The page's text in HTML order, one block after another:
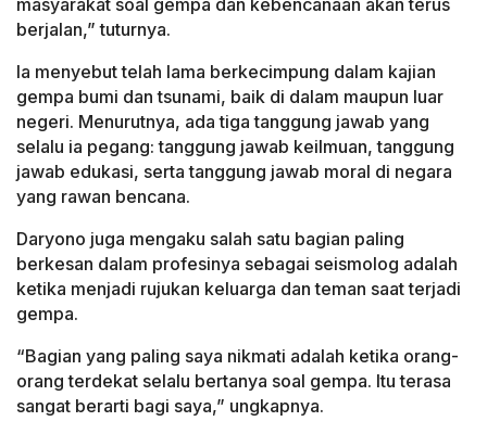
masyarakat soal gempa dan kebencanaan akan terus
berjalan,” tuturnya.
Ia menyebut telah lama berkecimpung dalam kajian
gempa bumi dan tsunami, baik di dalam maupun luar
negeri. Menurutnya, ada tiga tanggung jawab yang
selalu ia pegang: tanggung jawab keilmuan, tanggung
jawab edukasi, serta tanggung jawab moral di negara
yang rawan bencana.
Daryono juga mengaku salah satu bagian paling
berkesan dalam profesinya sebagai seismolog adalah
ketika menjadi rujukan keluarga dan teman saat terjadi
gempa.
“Bagian yang paling saya nikmati adalah ketika orang-
orang terdekat selalu bertanya soal gempa. Itu terasa
sangat berarti bagi saya,” ungkapnya.